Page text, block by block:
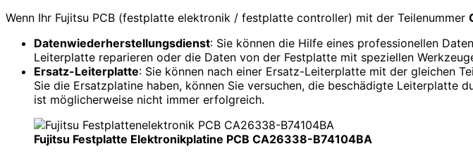
Wenn Ihr Fujitsu PCB (festplatte elektronik / festplatte controller) mit der Teilenummer
Datenwiederherstellungsdienst: Sie können die Hilfe eines professionellen
Leiterplatte reparieren oder die Daten von der Festplatte mit speziellen
Ersatz-Leiterplatte: Sie können nach einer Ersatz-Leiterplatte mit der gleichen
Sie die Ersatzplatine haben, können Sie versuchen, die beschädigte
ist möglicherweise nicht immer erfolgreich.
Fujitsu Festplatte Elektronikplatine PCB CA26338-B74104BA